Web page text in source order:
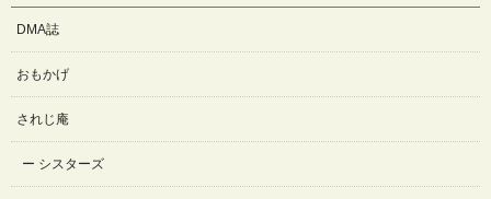
DMA誌
おもかげ
されじ庵
シスターズ